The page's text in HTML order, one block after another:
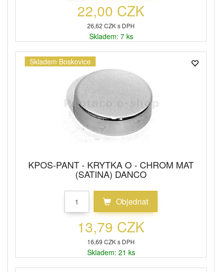
22,00 CZK
26,62 CZK s DPH
Skladem: 7 ks
Skladem Boskovice
KPOS-PANT - KRYTKA O - CHROM MAT
(SATINA) DANCO
Objednat
13,79 CZK
16,69 CZK s DPH
Skladem: 21 ks